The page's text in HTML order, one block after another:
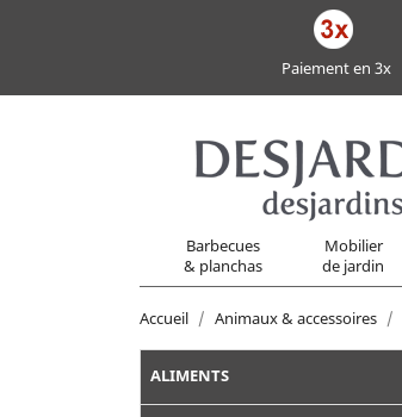
Paiement en 3x
Barbecues
& planchas
Mobilier
de jardin
Accueil Animaux & accessoires
ALIMENTS